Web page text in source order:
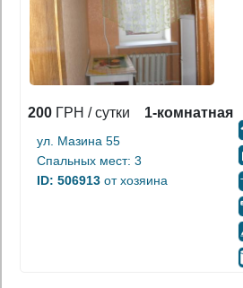
200 ГРН / сутки 1-комнатная
ул. Мазина 55
Спальных мест: 3
ID: 506913 от хозяина